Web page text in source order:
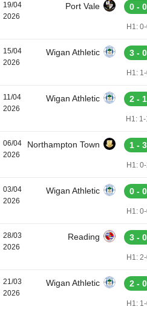
19/04
2026
Port Vale 0 - 0
H1:
15/04
2026
Wigan Athletic 3 - 0
H1:
11/04
2026
Wigan Athletic 2 - 1
H1: 1-
06/04
2026
Northampton Town 1 - 3
H1:
03/04
2026
Wigan Athletic 0 - 0
H1:
28/03
2026
Reading 3 - 0
H1:
21/03
2026
Wigan Athletic 2 - 0
H1: